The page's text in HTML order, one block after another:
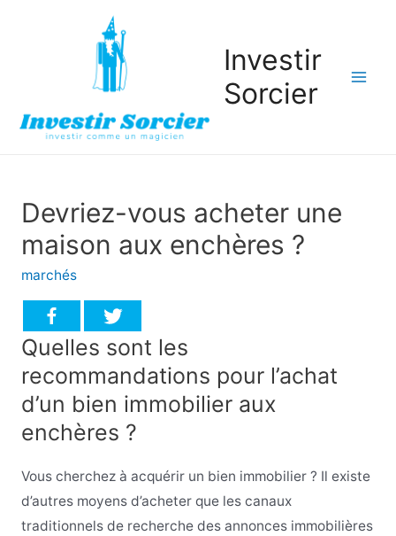
Investir
Sorcier
Devriez-vous acheter une
maison aux enchères ?
marchés
Quelles sont les
recommandations pour l’achat
d’un bien immobilier aux
enchères ?
Vous cherchez à acquérir un bien immobilier ? Il existe
d’autres moyens d’acheter que les canaux
traditionnels de recherche des annonces immobilières